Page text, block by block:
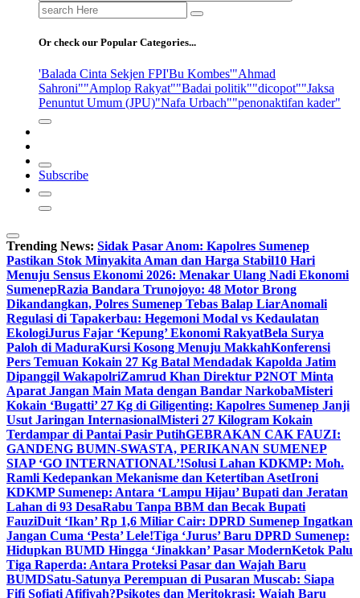
Search
for:
Or check our Popular Categories...
'Balada Cinta Sekjen FPI'Bu Kombes'"Ahmad
Sahroni""Amplop Rakyat""Badai politik""dicopot""Jaksa
Penuntut Umum (JPU)"Nafa Urbach""penonaktifan kader"
Subscribe
Trending News: Sidak Pasar Anom: Kapolres Sumenep
Pastikan Stok Minyakita Aman dan Harga Stabil10 Hari
Menuju Sensus Ekonomi 2026: Menakar Ulang Nadi Ekonomi
SumenepRazia Bandara Trunojoyo: 48 Motor Brong
Dikandangkan, Polres Sumenep Tebas Balap LiarAnomali
Regulasi di Tapakerbau: Hegemoni Modal vs Kedaulatan
EkologiJurus Fajar ‘Kepung’ Ekonomi RakyatBela Surya
Paloh di MaduraKursi Kosong Menuju MakkahKonferensi
Pers Temuan Kokain 27 Kg Batal Mendadak Kapolda Jatim
Dipanggil WakapolriZamrud Khan Direktur P2NOT Minta
Aparat Jangan Main Mata dengan Bandar NarkobaMisteri
Kokain ‘Bugatti’ 27 Kg di Giligenting: Kapolres Sumenep Janji
Usut Jaringan InternasionalMisteri 27 Kilogram Kokain
Terdampar di Pantai Pasir PutihGEBRAKAN CAK FAUZI:
GANDENG BUMN-SWASTA, PERIKANAN SUMENEP
SIAP ‘GO INTERNATIONAL’!Solusi Lahan KDKMP: Moh.
Ramli Kedepankan Mekanisme dan Ketertiban AsetIroni
KDKMP Sumenep: Antara ‘Lampu Hijau’ Bupati dan Jeratan
Lahan di 93 DesaRabu Tanpa BBM dan Becak Bupati
FauziDuit ‘Ikan’ Rp 1,6 Miliar Cair: DPRD Sumenep Ingatkan
Jangan Cuma ‘Pesta’ Lele!Tiga ‘Jurus’ Baru DPRD Sumenep:
Hidupkan BUMD Hingga ‘Jinakkan’ Pasar ModernKetok Palu
Tiga Raperda: Antara Proteksi Pasar dan Wajah Baru
BUMDSatu-Satunya Perempuan di Pusaran Muscab: Siapa
Fifi Sofiati Afifiyah?Psikotes dan Meritokrasi: Wajah Baru